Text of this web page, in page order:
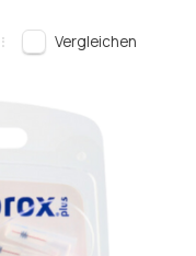
Vergleichen